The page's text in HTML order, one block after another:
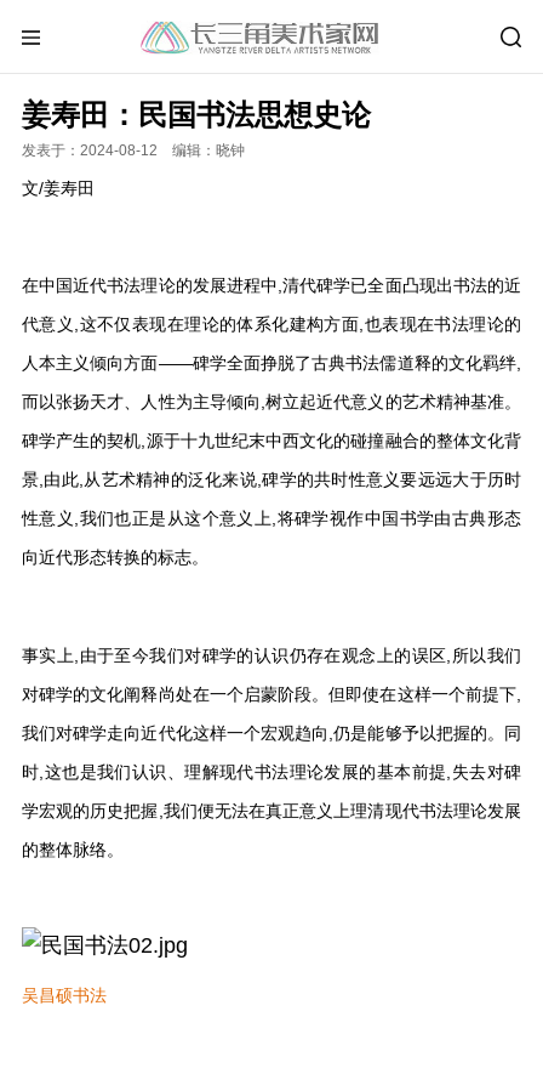
姜寿田：民国书法思想史论
发表于：2024-08-12 编辑：晓钟
文/姜寿田
在中国近代书法理论的发展进程中,清代碑学已全面凸现出书法的近
代意义,这不仅表现在理论的体系化建构方面,也表现在书法理论的
人本主义倾向方面——碑学全面挣脱了古典书法儒道释的文化羁绊,
而以张扬天才、人性为主导倾向,树立起近代意义的艺术精神基准。
碑学产生的契机,源于十九世纪末中西文化的碰撞融合的整体文化背
景,由此,从艺术精神的泛化来说,碑学的共时性意义要远远大于历时
性意义,我们也正是从这个意义上,将碑学视作中国书学由古典形态
向近代形态转换的标志。
事实上,由于至今我们对碑学的认识仍存在观念上的误区,所以我们
对碑学的文化阐释尚处在一个启蒙阶段。但即使在这样一个前提下,
我们对碑学走向近代化这样一个宏观趋向,仍是能够予以把握的。同
时,这也是我们认识、理解现代书法理论发展的基本前提,失去对碑
学宏观的历史把握,我们便无法在真正意义上理清现代书法理论发展
的整体脉络。
吴昌硕书法